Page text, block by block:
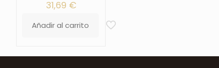
31,69 €
Añadir al carrito